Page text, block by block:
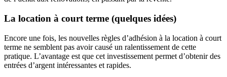
La location à court terme (quelques idées)
Encore une fois, les nouvelles règles d’adhésion à la location à court
terme ne semblent pas avoir causé un ralentissement de cette
pratique. L’avantage est que cet investissement permet d’obtenir des
entrées d’argent intéressantes et rapides.